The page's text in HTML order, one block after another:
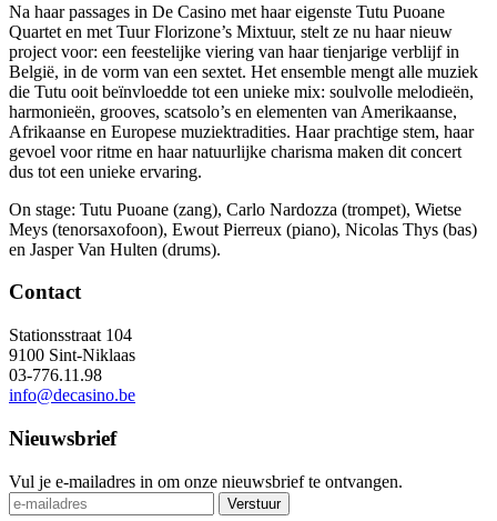
Na haar passages in De Casino met haar eigenste Tutu Puoane
Quartet en met Tuur Florizone’s Mixtuur, stelt ze nu haar nieuw
project voor: een feestelijke viering van haar tienjarige verblijf in
België, in de vorm van een sextet. Het ensemble mengt alle muziek
die Tutu ooit beïnvloedde tot een unieke mix: soulvolle melodieën,
harmonieën, grooves, scatsolo’s en elementen van Amerikaanse,
Afrikaanse en Europese muziektradities. Haar prachtige stem, haar
gevoel voor ritme en haar natuurlijke charisma maken dit concert
dus tot een unieke ervaring.
On stage: Tutu Puoane (zang), Carlo Nardozza (trompet), Wietse
Meys (tenorsaxofoon), Ewout Pierreux (piano), Nicolas Thys (bas)
en Jasper Van Hulten (drums).
Contact
Stationsstraat 104
9100 Sint-Niklaas
03-776.11.98
info@decasino.be
Nieuwsbrief
Vul je e-mailadres in om onze nieuwsbrief te ontvangen.